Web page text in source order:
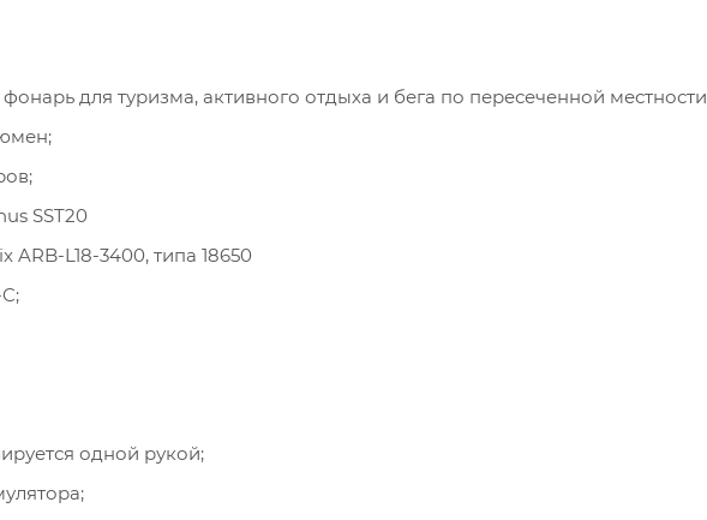
для туризма, активного отдыха и бега по пересеченной местности
SST20
ARB-L18-3400, типа 18650
одной рукой;